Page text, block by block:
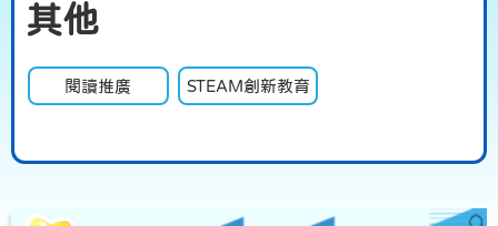
其他
閱讀推廣 STEAM創新教育